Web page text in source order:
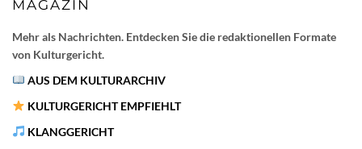
MAGAZIN
Mehr als Nachrichten. Entdecken Sie die redaktionellen Formate
von Kulturgericht.
AUS DEM KULTURARCHIV
KULTURGERICHT EMPFIEHLT
KLANGGERICHT